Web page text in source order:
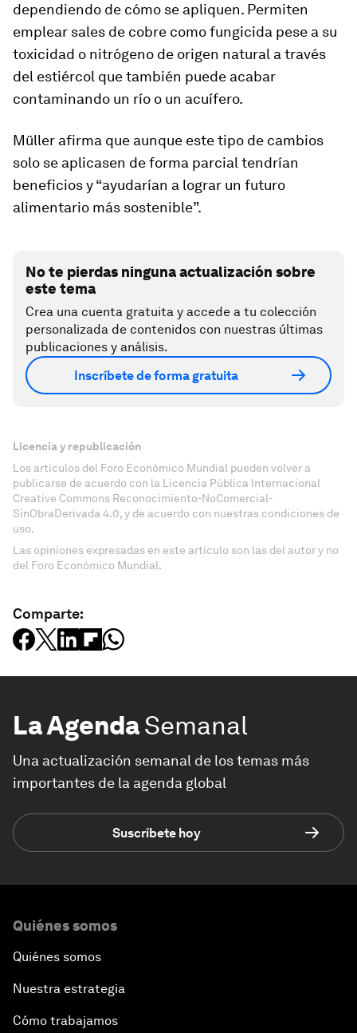
dependiendo de cómo se apliquen. Permiten
emplear sales de cobre como fungicida pese a su
toxicidad o nitrógeno de origen natural a través
del estiércol que también puede acabar
contaminando un río o un acuífero.
Müller afirma que aunque este tipo de cambios
solo se aplicasen de forma parcial tendrían
beneficios y “ayudarían a lograr un futuro
alimentario más sostenible”.
No te pierdas ninguna actualización sobre
este tema
Crea una cuenta gratuita y accede a tu colección
personalizada de contenidos con nuestras últimas
publicaciones y análisis.
Inscríbete de forma gratuita
Licencia y republicación
Los artículos del Foro Económico Mundial pueden volver a
publicarse de acuerdo con la Licencia Pública Internacional
Creative Commons Reconocimiento-NoComercial-
SinObraDerivada 4.0, y de acuerdo con nuestras condiciones de
uso.
Las opiniones expresadas en este artículo son las del autor y no
del Foro Económico Mundial.
Comparte:
La AgendaSemanal
Una actualización semanal de los temas más
importantes de la agenda global
Suscríbete hoy
Quiénes somos
Quiénes somos
Nuestra estrategia
Cómo trabajamos